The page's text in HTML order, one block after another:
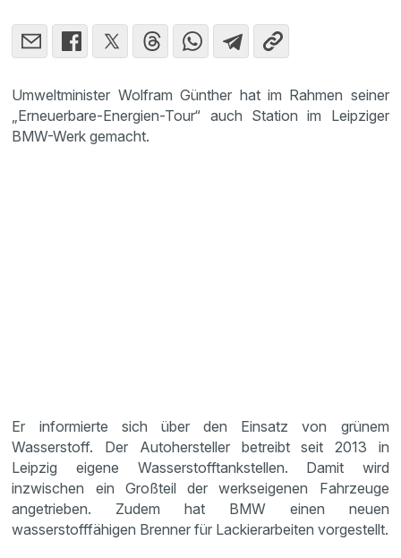
Umweltminister Wolfram Günther hat im Rahmen seiner
„Erneuerbare-Energien-Tour“ auch Station im Leipziger
BMW-Werk gemacht.
Er informierte sich über den Einsatz von grünem
Wasserstoff. Der Autohersteller betreibt seit 2013 in
Leipzig eigene Wasserstofftankstellen. Damit wird
inzwischen ein Großteil der werkseigenen Fahrzeuge
angetrieben. Zudem hat BMW einen neuen
wasserstofffähigen Brenner für Lackierarbeiten vorgestellt.